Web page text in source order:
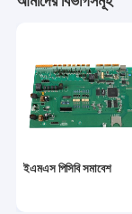
মেডিকেল PCBA
ইএমএস পিসিবি সমাবেশ